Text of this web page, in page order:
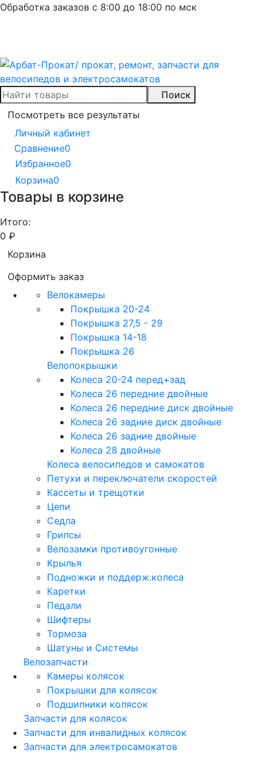
Обработка заказов с 8:00 до 18:00 по мск
Поиск
Посмотреть все результаты
Личный кабинет
Сравнение0
Избранное0
Корзина0
Товары в корзине
Итого:
0 ₽
Корзина
Оформить заказ
Велокамеры
Покрышка 20-24
Покрышка 27,5 - 29
Покрышка 14-18
Покрышка 26
Велопокрышки
Колеса 20-24 перед+зад
Колеса 26 передние двойные
Колеса 26 передние диск двойные
Колеса 26 задние диск двойные
Колеса 26 задние двойные
Колеса 28 двойные
Колеса велосипедов и самокатов
Петухи и переключатели скоростей
Кассеты и трещотки
Цепи
Седла
Грипсы
Велозамки противоугонные
Крылья
Подножки и поддерж.колеса
Каретки
Педали
Шифтеры
Тормоза
Шатуны и Системы
Велозапчасти
Камеры колясок
Покрышки для колясок
Подшипники колясок
Запчасти для колясок
Запчасти для инвалидных колясок
Запчасти для электросамокатов